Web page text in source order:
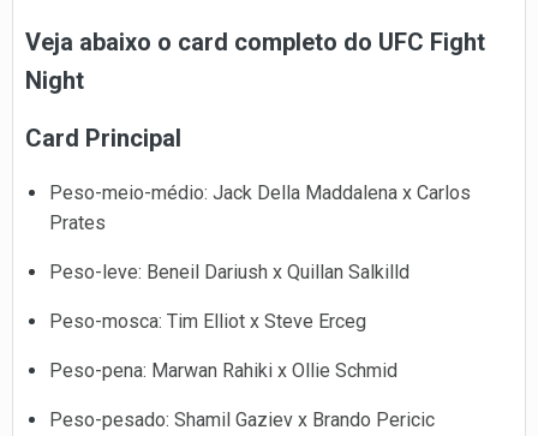
Veja abaixo o card completo do UFC Fight
Night
Card Principal
Peso-meio-médio: Jack Della Maddalena x Carlos
Prates
Peso-leve: Beneil Dariush x Quillan Salkilld
Peso-mosca: Tim Elliot x Steve Erceg
Peso-pena: Marwan Rahiki x Ollie Schmid
Peso-pesado: Shamil Gaziev x Brando Pericic